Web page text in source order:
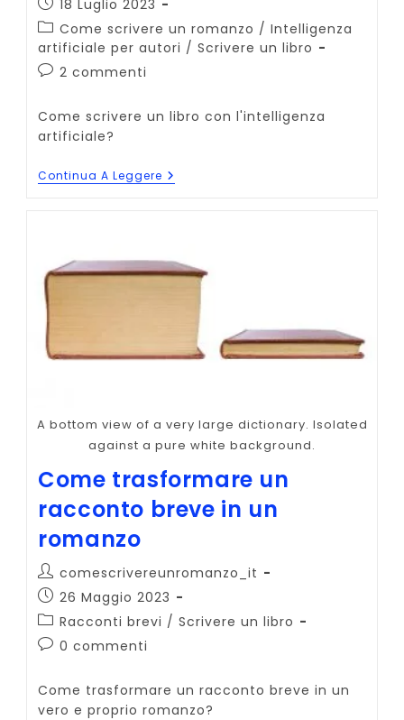
pubblicato:
18 Luglio 2023
Categoria
dell'articolo:
Come scrivere un romanzo / Intelligenza
artificiale per autori / Scrivere un libro
Commenti
2 commenti
Come scrivere un libro con l'intelligenza
artificiale?
Continua A Leggere Come
Scrivere
Artificiale
A bottom view of a very large dictionary. Isolated
against a pure white background.
Come trasformare un
racconto breve in un
romanzo
Autore
dell'articolo:
comescrivereunromanzo_it
Articolo
pubblicato:
26 Maggio 2023
Categoria
dell'articolo:
Racconti brevi / Scrivere un libro
Commenti
0 commenti
Come trasformare un racconto breve in un
vero e proprio romanzo?